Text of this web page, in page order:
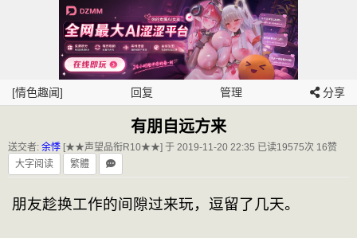
[情色趣闻] 回复 管理 分享
有朋自远方来
送交者: 余悸 [★★声望品衔R10★★] 于 2019-11-20 22:35 已读19575次 16赞
大字阅读
繁體
朋友趁换工作的间隙过来玩，逗留了几天。